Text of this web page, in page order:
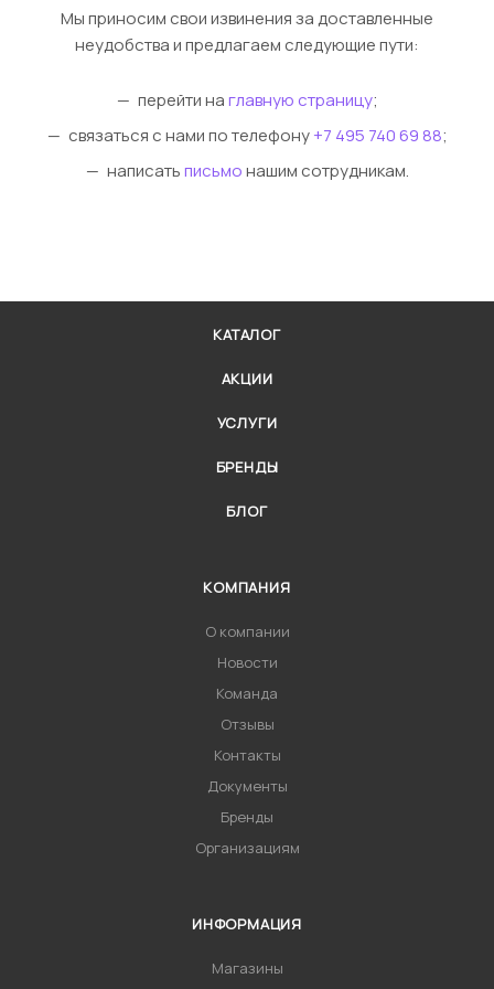
Мы приносим свои извинения за доставленные
неудобства и предлагаем следующие пути:
перейти наглавную страницу;
связаться с нами по телефону+7 495 740 69 88;
написатьписьмонашим сотрудникам.
КАТАЛОГ
АКЦИИ
УСЛУГИ
БРЕНДЫ
БЛОГ
КОМПАНИЯ
О компании
Новости
Команда
Отзывы
Контакты
Документы
Бренды
Организациям
ИНФОРМАЦИЯ
Магазины